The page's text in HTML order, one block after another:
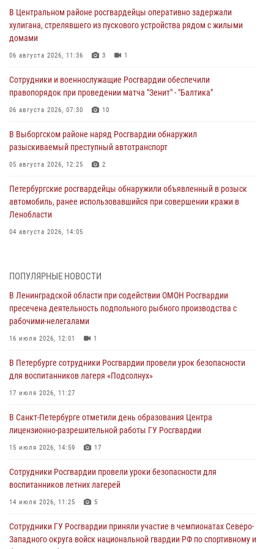
В Центральном районе росгвардейцы оперативно задержали
хулигана, стрелявшего из пускового устройства рядом с жилыми
домами
06 августа 2026, 11:36 3 1
Сотрудники и военнослужащие Росгвардии обеспечили
правопорядок при проведении матча "Зенит" - "Балтика"
06 августа 2026, 07:30 10
В Выборгском районе наряд Росгвардии обнаружил
разыскиваемый преступный автотранспорт
05 августа 2026, 12:25 2
Петербургские росгвардейцы обнаружили объявленный в розыск
автомобиль, ранее использовавшийся при совершении кражи в
Ленобласти
04 августа 2026, 14:05
также оказали доврачебную помощь пострадавшим
03 августа 2026, 14:15 3 1
Росгвардейцы приняли участие в Большом семейном фестивале
03 августа 2026, 13:26
В Ленинградской области сотрудники Росгвардии обнаружили
пропавшего мальчика с нарушением слуха и помогли ему вернуться
домой
В Санкт-Петербурге при содействии СОБР Росгвардии задержаны
подозреваемые в мошеннических действиях
Сотрудники ГУ Росгвардии приняли участие в чемпионатах Северо-
Западного округа войск национальной гвардии РФ по спортивному и
03 августа 2026, 10:07 7 1
ПОПУЛЯРНЫЕ НОВОСТИ
В Ленинградской области при содействии ОМОН Росгвардии
пресечена деятельность подпольного рыбного производства с
рабочими-нелегалами
16 июля 2026, 12:01 1
В Петербурге сотрудники Росгвардии провели урок безопасности
для воспитанников лагеря «Подсолнух»
17 июля 2026, 11:27
В Санкт-Петербурге отметили день образования Центра
лицензионно-разрешительной работы ГУ Росгвардии
15 июля 2026, 14:59 17
Сотрудники Росгвардии провели уроки безопасности для
воспитанников летних лагерей
14 июля 2026, 11:25 5
Сотрудники ГУ Росгвардии приняли участие в чемпионатах Северо-
Западного округа войск национальной гвардии РФ по спортивному и